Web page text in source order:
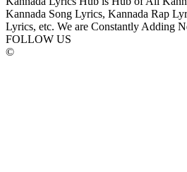
Kannada Song Lyrics, Kannada Rap
Lyrics, etc. We are Constantly Adding
FOLLOW US
©